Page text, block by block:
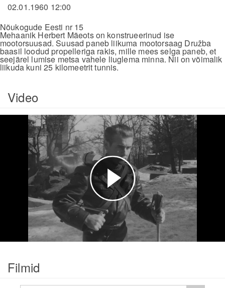
02.01.1960 12:00
Nõukogude Eesti nr 15
Mehaanik Herbert Mäeots on konstrueerinud ise
mootorsuusad. Suusad paneb liikuma mootorsaag Družba
baasil loodud propelleriga rakis, mille mees selga paneb, et
seejärel lumise metsa vahele liuglema minna. Nii on võimalik
liikuda kuni 25 kilomeetrit tunnis.
Video
Esita
video
Filmid